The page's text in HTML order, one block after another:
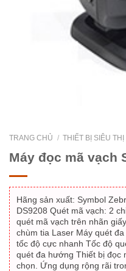
TRANG CHỦ / THIẾT BỊ SIÊU THỊ
Máy đọc mã vạch
Hãng sản xuất: Symbol
DS9208 Quét mã vạch: 2
quét mã vạch trên nhãn
chùm tia Laser Máy quét
tốc độ cực nhanh Tốc độ
quét đa hướng Thiết bị đọc
chọn. Ứng dụng rộng rãi